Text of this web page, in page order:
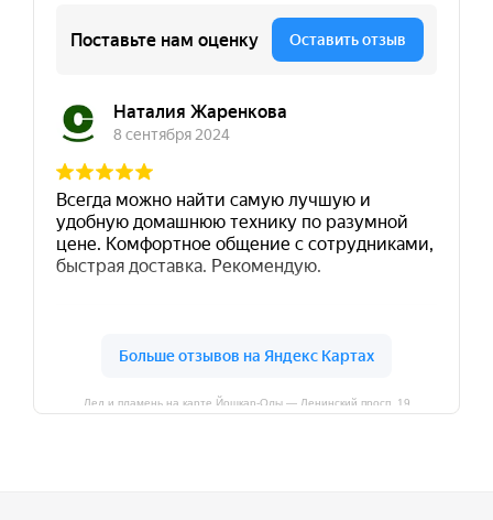
Лед и пламень на карте Йошкар‑Олы — Ленинский просп.,19